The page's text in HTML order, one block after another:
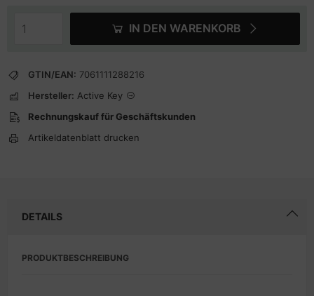
IN DEN WARENKORB
GTIN/EAN: 7061111288216
Hersteller: Active Key
Rechnungskauf für Geschäftskunden
Artikeldatenblatt drucken
DETAILS
PRODUKTBESCHREIBUNG